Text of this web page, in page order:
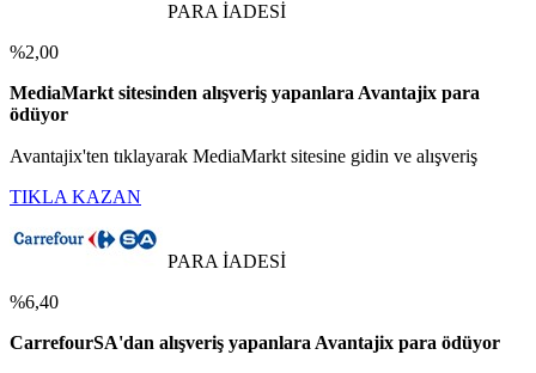
PARA İADESİ
%2,00
MediaMarkt sitesinden alışveriş yapanlara Avantajix para
ödüyor
Avantajix'ten tıklayarak MediaMarkt sitesine gidin ve alışveriş
TIKLA KAZAN
PARA İADESİ
%6,40
CarrefourSA'dan alışveriş yapanlara Avantajix para ödüyor